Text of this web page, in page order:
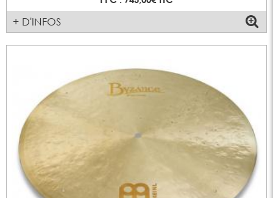
+ D'INFOS